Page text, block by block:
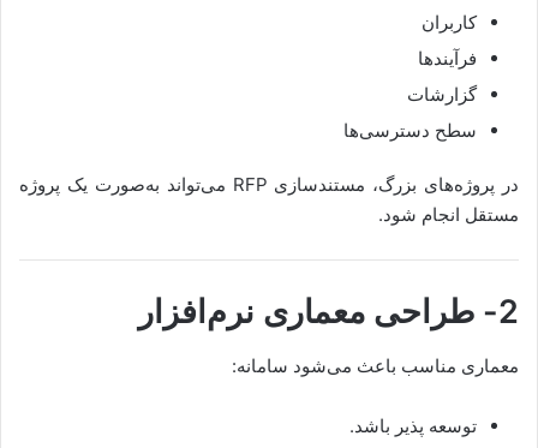
کاربران
فرآیندها
گزارشات
سطح دسترسی‌ها
در پروژه‌های بزرگ، مستندسازی RFP می‌تواند به‌صورت یک پروژه
مستقل انجام شود.
2- طراحی معماری نرم‌افزار
معماری مناسب باعث می‌شود سامانه:
توسعه‌ پذیر باشد.